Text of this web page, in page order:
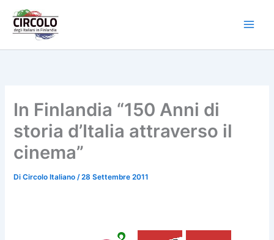
contenuto
In Finlandia “150 Anni di
storia d’Italia attraverso il
cinema”
DiCircolo Italiano /28 Settembre 2011